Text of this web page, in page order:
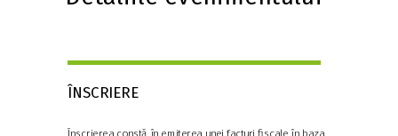
ÎNSCRIERE